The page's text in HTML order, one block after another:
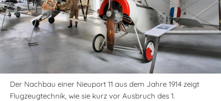
Der Nachbau einer Nieuport 11 aus dem Jahre 1914 zeigt
Flugzeugtechnik, wie sie kurz vor Ausbruch des 1.